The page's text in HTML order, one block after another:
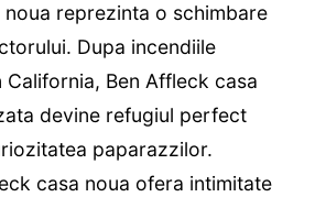
noua reprezinta o schimbare
Dupa incendiile
Ben Affleck casa
devine refugiul perfect
paparazzilor.
casa noua ofera intimitate